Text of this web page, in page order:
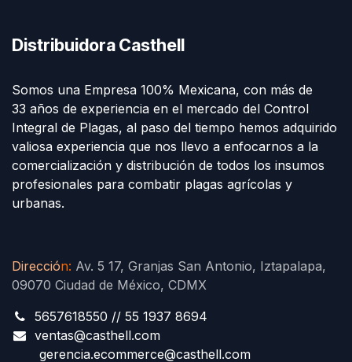
Distribuidora Casthell
Somos una Empresa 100% Mexicana, con más de
33 años de experiencia en el mercado del Control
Integral de Plagas, al paso del tiempo hemos adquirido
valiosa experiencia que nos llevo a enfocarnos a la
comercialización y distribución de todos los insumos
profesionales para combatir plagas agrícolas y
urbanas.
Dirección: Av. 5 17, Granjas San Antonio, Iztapalapa,
09070 Ciudad de México, CDMX
5657618550 // 55 1937 8694
ventas@casthell.com
gerencia.ecommerce@casthell.com